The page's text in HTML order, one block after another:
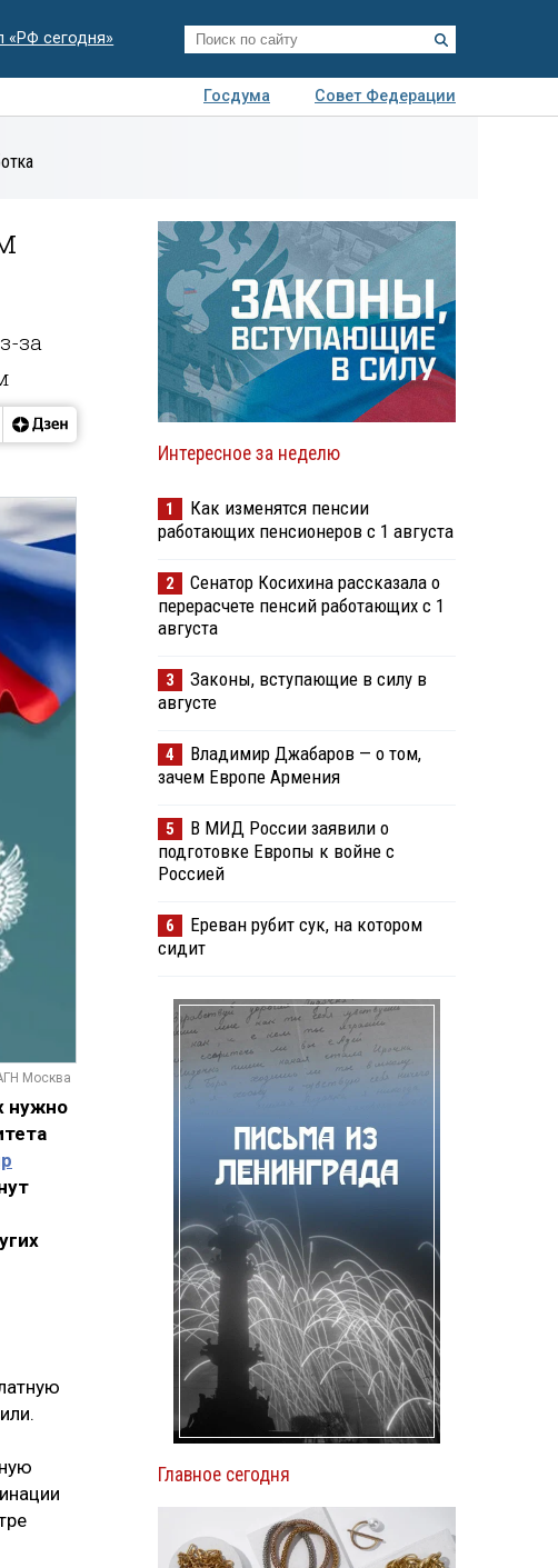
«РФ сегодня»
Госдума
Совет Федерации
за
Москва
нужно
Интересное за неделю
1
Как изменятся пенсии
работающих пенсионеров с 1 августа
2
Сенатор Косихина рассказала о
перерасчете пенсий работающих с 1
августа
3
Законы, вступающие в силу в
августе
4
Владимир Джабаров — о том,
зачем Европе Армения
5
В МИД России заявили о
подготовке Европы к войне с
Россией
6
Ереван рубит сук, на котором
сидит
Главное сегодня